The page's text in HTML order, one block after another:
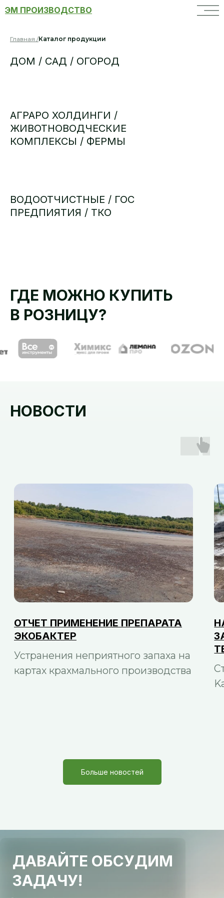
ЭМ ПРОИЗВОДСТВО
Главная /Каталог продукции
ДОМ / САД / ОГОРОД
АГРАРО ХОЛДИНГИ /
ЖИВОТНОВОДЧЕСКИЕ
КОМПЛЕКСЫ / ФЕРМЫ
ВОДООТЧИСТНЫЕ / ГОС
ПРЕДПИЯТИЯ / ТКО
ГДЕ МОЖНО КУПИТЬ
В РОЗНИЦУ?
НОВОСТИ
НАУЧНЫЙ
ЗАПАХАМИ: ПКС-
Karelia.news
Больше новостей
ДАВАЙТЕ ОБСУДИМ
ЗАДАЧУ!